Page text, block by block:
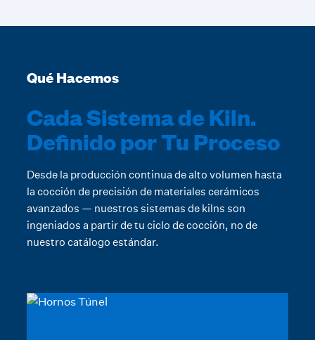
Qué Hacemos
Cada Sistema de Kiln.
Definido por Tu Proceso
Desde la producción continua de alto volumen hasta
la cocción de precisión de materiales cerámicos
avanzados — nuestros sistemas de kilns son
ingeniados a partir de tu ciclo de cocción, no de
nuestro catálogo estándar.